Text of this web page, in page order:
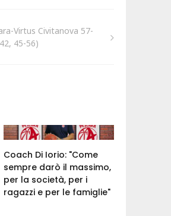
Virtus Civitanova 57-
45-56)
Coach Di Iorio: "Come
sempre darò il massimo,
per la società, per i
ragazzi e per le famiglie"